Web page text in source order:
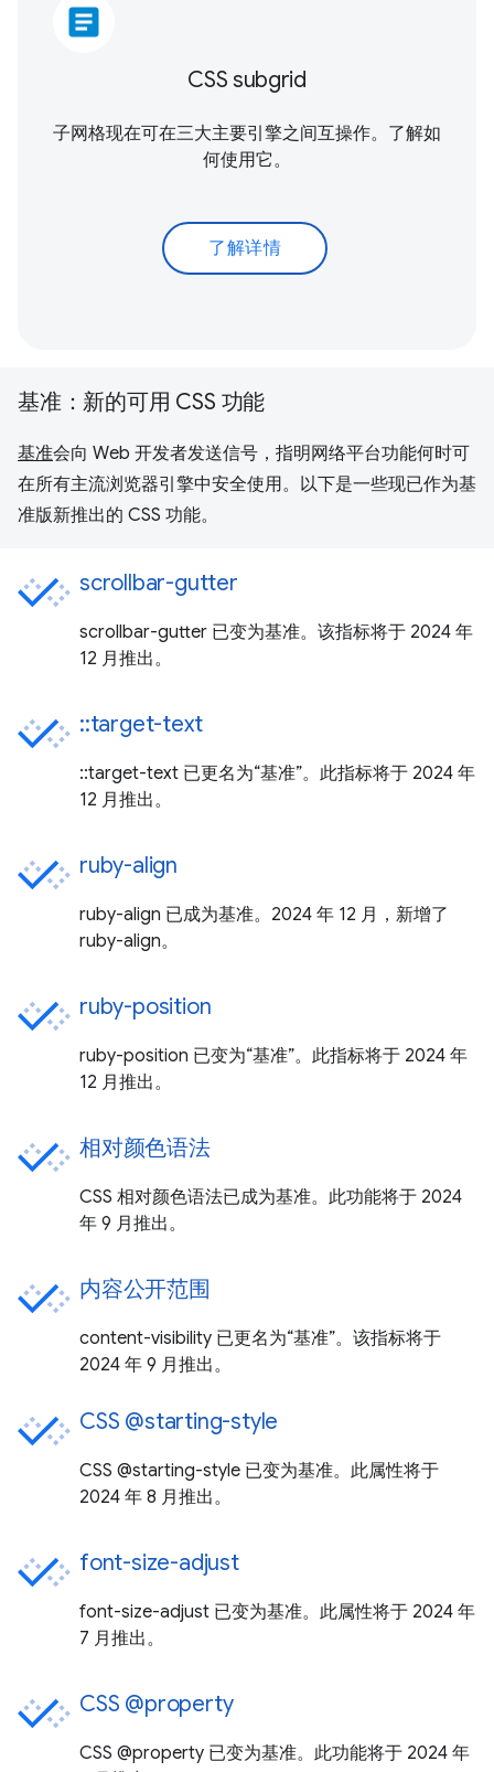
article
CSS subgrid
子网格现在可在三大主要引擎之间互操作。了解如
何使用它。
了解详情
基准：新的可用 CSS 功能
基准会向 Web 开发者发送信号，指明网络平台功能何时可
在所有主流浏览器引擎中安全使用。以下是一些现已作为基
准版新推出的 CSS 功能。
scrollbar-gutter
scrollbar-gutter 已变为基准。该指标将于 2024 年
12 月推出。
::target-text
::target-text 已更名为“基准”。此指标将于 2024 年
12 月推出。
ruby-align
ruby-align 已成为基准。2024 年 12 月，新增了
ruby-align。
ruby-position
ruby-position 已变为“基准”。此指标将于 2024 年
12 月推出。
相对颜色语法
CSS 相对颜色语法已成为基准。此功能将于 2024
年 9 月推出。
内容公开范围
content-visibility 已更名为“基准”。该指标将于
2024 年 9 月推出。
CSS @starting-style
CSS @starting-style 已变为基准。此属性将于
2024 年 8 月推出。
font-size-adjust
font-size-adjust 已变为基准。此属性将于 2024 年
7 月推出。
CSS @property
CSS @property 已变为基准。此功能将于 2024 年